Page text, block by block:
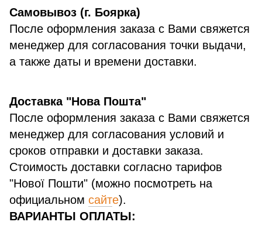
Самовывоз (г. Боярка)
После оформления заказа с Вами свяжется
менеджер для согласования точки выдачи,
а также даты и времени доставки.
Доставка "Нова Пошта"
После оформления заказа с Вами свяжется
менеджер для согласования условий и
сроков отправки и доставки заказа.
Стоимость доставки согласно тарифов
"Нової Пошти" (можно посмотреть на
официальном сайте).
ВАРИАНТЫ ОПЛАТЫ: